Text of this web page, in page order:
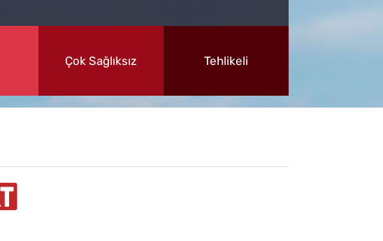
Çok Sağlıksız Tehlikeli